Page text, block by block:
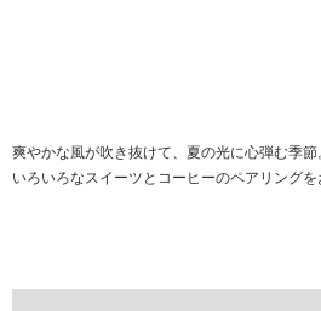
爽やかな風が吹き抜けて、夏の光に心弾む季節
いろいろなスイーツとコーヒーのペアリングを